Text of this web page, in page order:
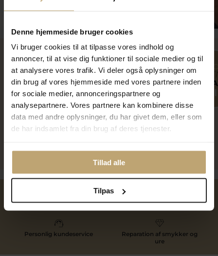
Denne hjemmeside bruger cookies
Vi bruger cookies til at tilpasse vores indhold og
annoncer, til at vise dig funktioner til sociale medier og til
at analysere vores trafik. Vi deler også oplysninger om
din brug af vores hjemmeside med vores partnere inden
for sociale medier, annonceringspartnere og
analysepartnere. Vores partnere kan kombinere disse
data med andre oplysninger, du har givet dem, eller som
de har indsamlet fra din brug af deres tjenester.
Tillad alle
Tilpas
kan ikke kombineres med andre rabatkoder.
Over 40 års erfaring Mulighed for gravering
Personlig kundeservice
Reparation af smykker og
ure